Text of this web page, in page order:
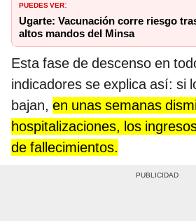
PUEDES VER:
Ugarte: Vacunación corre riesgo
altos mandos del Minsa
Esta fase de descenso en
indicadores se explica así: si
bajan, en unas semanas
hospitalizaciones, los
de fallecimientos.